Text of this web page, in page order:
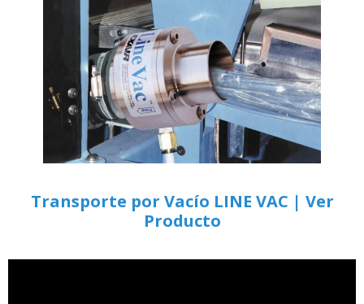
Transporte por Vacío LINE VAC | Ver
Producto